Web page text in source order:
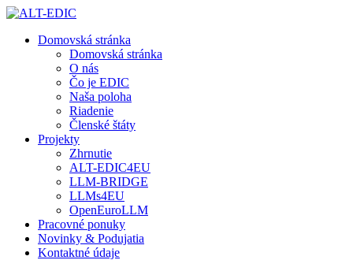
Domovská stránka
Domovská stránka
O nás
Čo je EDIC
Naša poloha
Riadenie
Členské štáty
Projekty
Zhrnutie
ALT-EDIC4EU
LLM-BRIDGE
LLMs4EU
OpenEuroLLM
Pracovné ponuky
Novinky & Podujatia
Kontaktné údaje